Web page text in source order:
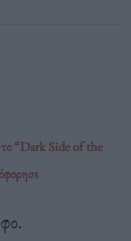
το “Dark Side of the